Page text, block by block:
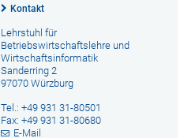
Kontakt
Lehrstuhl für
Betriebswirtschaftslehre und
Wirtschaftsinformatik
Sanderring 2
97070 Würzburg
Tel.: +49 931 31-80501
Fax: +49 931 31-80680
E-Mail